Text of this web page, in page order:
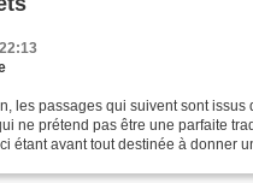
les passages qui suivent sont issus
ne prétend pas être une parfaite
étant avant tout destinée à donner